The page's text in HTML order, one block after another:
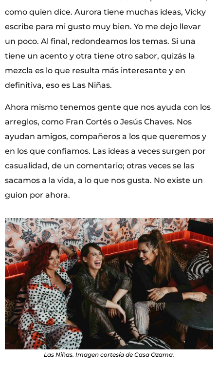
como quien dice. Aurora tiene muchas ideas, Vicky
escribe para mi gusto muy bien. Yo me dejo llevar
un poco. Al final, redondeamos los temas. Si una
tiene un acento y otra tiene otro sabor, quizás la
mezcla es lo que resulta más interesante y en
definitiva, eso es Las Niñas.
Ahora mismo tenemos gente que nos ayuda con los
arreglos, como Fran Cortés o Jesús Chaves. Nos
ayudan amigos, compañeros a los que queremos y
en los que confiamos. Las ideas a veces surgen por
casualidad, de un comentario; otras veces se las
sacamos a la vida, a lo que nos gusta. No existe un
guion por ahora.
Las Niñas. Imagen cortesía de Casa Ozama.